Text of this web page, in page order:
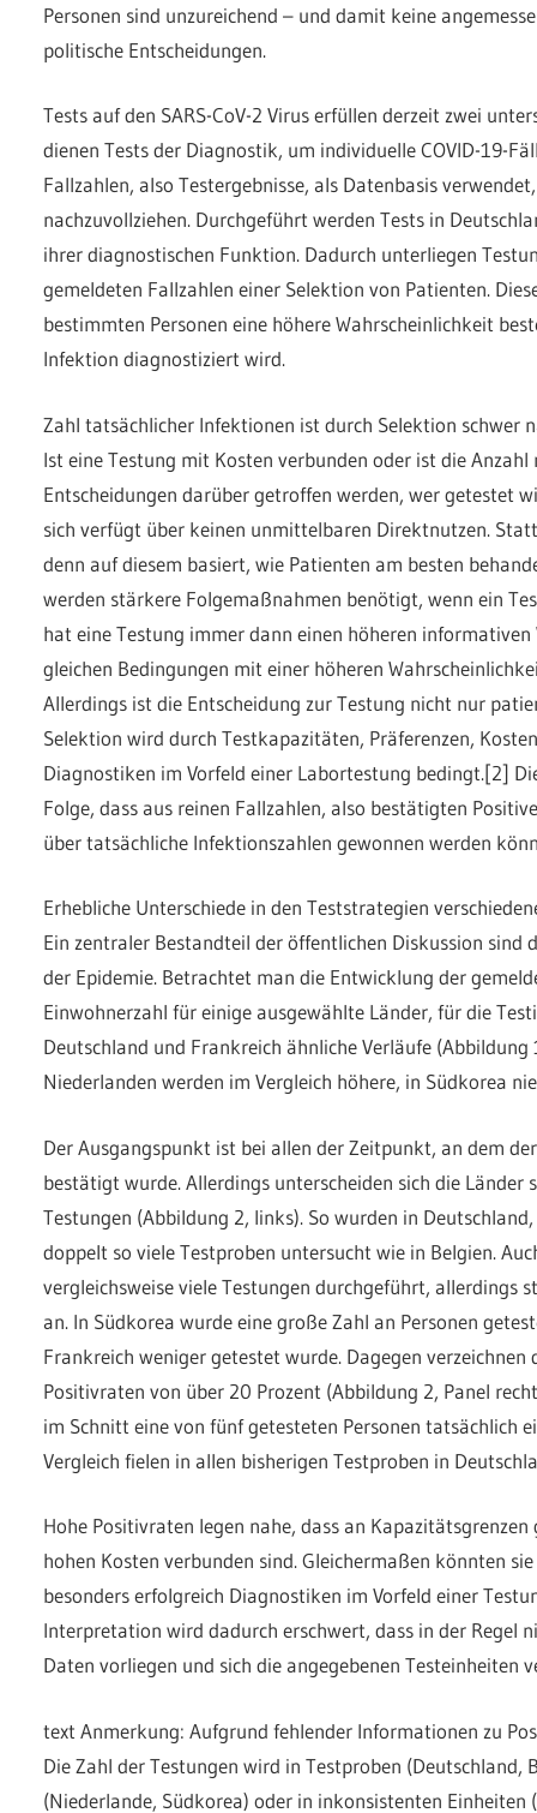
Personen sind unzureichend – und damit keine
politische Entscheidungen.
Tests auf den SARS-CoV-2 Virus erfüllen derzeit zwei
dienen Tests der Diagnostik, um individuelle COVID-19-
Fallzahlen, also Testergebnisse, als Datenbasis
nachzuvollziehen. Durchgeführt werden Tests in
ihrer diagnostischen Funktion. Dadurch unterliegen
gemeldeten Fallzahlen einer Selektion von Patienten.
bestimmten Personen eine höhere Wahrscheinlichkeit
Infektion diagnostiziert wird.
Zahl tatsächlicher Infektionen ist durch Selektion schwer
Ist eine Testung mit Kosten verbunden oder ist die
Entscheidungen darüber getroffen werden, wer getestet
sich verfügt über keinen unmittelbaren Direktnutzen.
denn auf diesem basiert, wie Patienten am besten
werden stärkere Folgemaßnahmen benötigt, wenn ein
hat eine Testung immer dann einen höheren
gleichen Bedingungen mit einer höheren
Allerdings ist die Entscheidung zur Testung nicht nur
Selektion wird durch Testkapazitäten, Präferenzen,
Diagnostiken im Vorfeld einer Labortestung bedingt.[2]
Folge, dass aus reinen Fallzahlen, also bestätigten
über tatsächliche Infektionszahlen gewonnen werden
Erhebliche Unterschiede in den Teststrategien
Ein zentraler Bestandteil der öffentlichen Diskussion sind
der Epidemie. Betrachtet man die Entwicklung der
Einwohnerzahl für einige ausgewählte Länder, für die
Deutschland und Frankreich ähnliche Verläufe (Abbildung
Niederlanden werden im Vergleich höhere, in Südkorea
Der Ausgangspunkt ist bei allen der Zeitpunkt, an dem
bestätigt wurde. Allerdings unterscheiden sich die
Testungen (Abbildung 2, links). So wurden in
doppelt so viele Testproben untersucht wie in Belgien.
vergleichsweise viele Testungen durchgeführt, allerdings
an. In Südkorea wurde eine große Zahl an Personen
Frankreich weniger getestet wurde. Dagegen
Positivraten von über 20 Prozent (Abbildung 2, Panel
im Schnitt eine von fünf getesteten Personen tatsächlich
Vergleich fielen in allen bisherigen Testproben in
Hohe Positivraten legen nahe, dass an
hohen Kosten verbunden sind. Gleichermaßen könnten
besonders erfolgreich Diagnostiken im Vorfeld einer
Interpretation wird dadurch erschwert, dass in der Regel
Daten vorliegen und sich die angegebenen Testeinheiten
text Anmerkung: Aufgrund fehlender Informationen zu
Die Zahl der Testungen wird in Testproben (Deutschland,
(Niederlande, Südkorea) oder in inkonsistenten Einheiten